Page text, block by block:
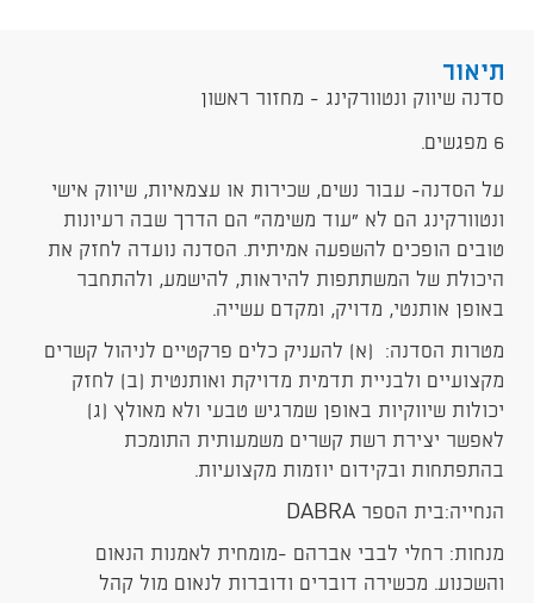
תיאור
סדנה שיווק ונטוורקינג - מחזור ראשון
6 מפגשים.
על הסדנה- עבור נשים, שכירות או עצמאיות, שיווק אישי
ונטוורקינג הם לא “עוד משימה” הם הדרך שבה רעיונות
טובים הופכים להשפעה אמיתית. הסדנה נועדה לחזק את
היכולת של המשתתפות להיראות, להישמע, ולהתחבר
באופן אותנטי, מדויק, ומקדם עשייה.
מטרות הסדנה: (א) להעניק כלים פרקטיים לניהול קשרים
מקצועיים ולבניית תדמית מדויקת ואותנטית (ב) לחזק
יכולות שיווקיות באופן שמרגיש טבעי ולא מאולץ (ג)
לאפשר יצירת רשת קשרים משמעותית התומכת
בהתפתחות ובקידום יוזמות מקצועיות.
הנחייה:בית הספר DABRA
מנחות: רחלי לבבי אברהם -מומחית לאמנות הנאום
והשכנוע. מכשירה דוברים ודוברות לנאום מול קהל